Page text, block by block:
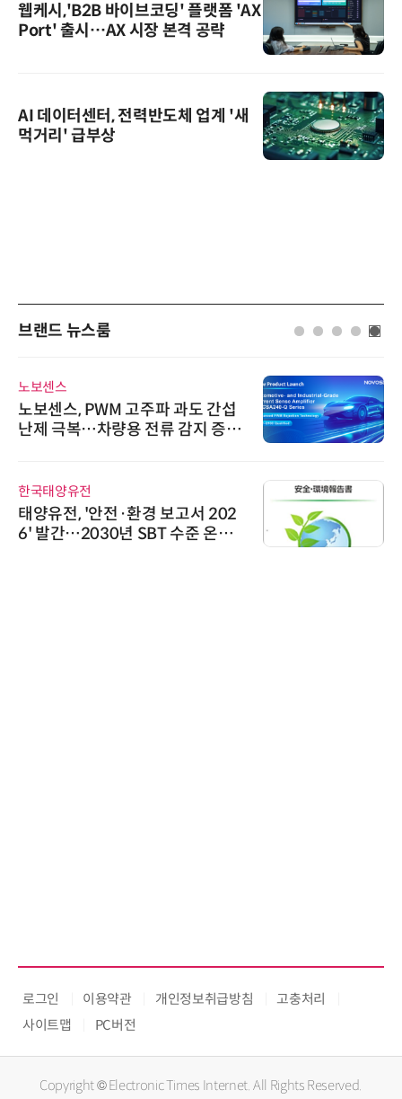
웹케시,'B2B 바이브코딩' 플랫폼 'AX
Port' 출시…AX 시장 본격 공략
AI 데이터센터, 전력반도체 업계 '새
먹거리' 급부상
브랜드 뉴스룸
노보센스
노보센스, PWM 고주파 과도 간섭
난제 극복…차량용 전류 감지 증폭
한국태양유전
태양유전, '안전·환경 보고서 202
6' 발간…2030년 SBT 수준 온실
로그인 이용약관 개인정보취급방침
고충처리
사이트맵
PC버전
Copyright © Electronic Times Internet. All Rights Reserved.